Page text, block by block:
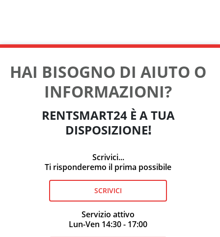
HAI BISOGNO DI AIUTO O
INFORMAZIONI?
RENTSMART24 È A TUA
DISPOSIZIONE!
Scrivici...
Ti risponderemo il prima possibile
SCRIVICI
Servizio attivo
Lun-Ven 14:30 - 17:00